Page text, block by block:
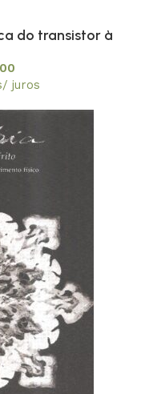
do transistor à
juros